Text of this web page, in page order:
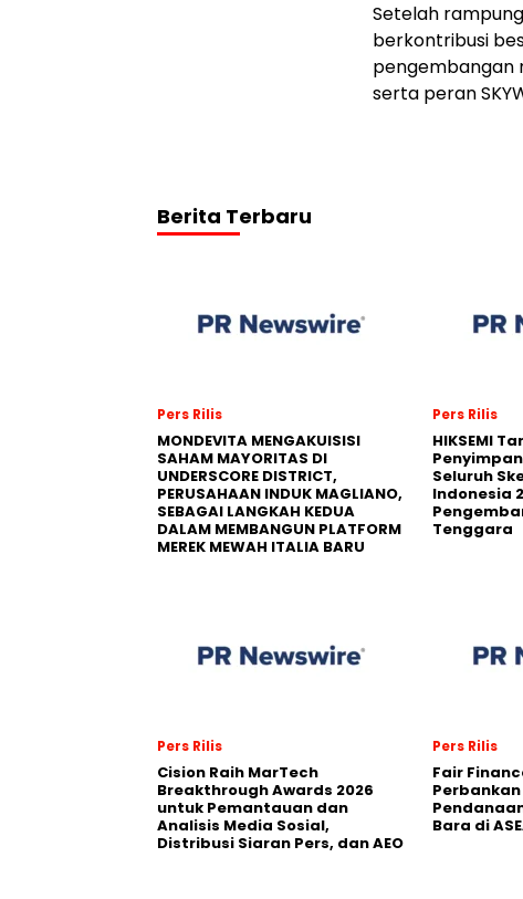
Setelah
berkontribusi
pengembangan
serta peran
Berita Terbaru
Pers Rilis
MONDEVITA MENGAKUISISI
SAHAM MAYORITAS DI
UNDERSCORE DISTRICT,
PERUSAHAAN INDUK MAGLIANO,
SEBAGAI LANGKAH KEDUA
DALAM MEMBANGUN PLATFORM
MEREK MEWAH ITALIA BARU
Pers Rilis
HIKSEMI
Seluruh
Indonesia
Tenggara
Pers Rilis
Cision Raih MarTech
Breakthrough Awards 2026
untuk Pemantauan dan
Analisis Media Sosial,
Distribusi Siaran Pers, dan AEO
Pers Rilis
Fair
Bara di